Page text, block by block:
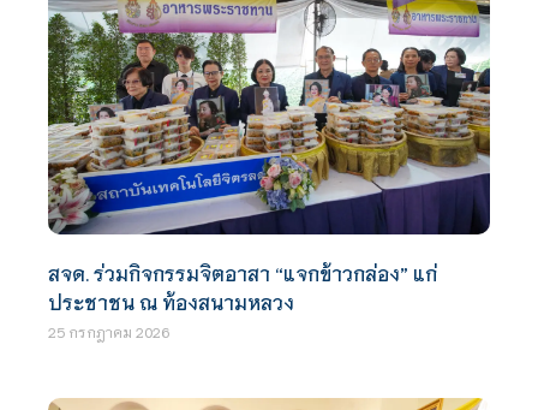
สจด. ร่วมกิจกรรมจิตอาสา “แจกข้าวกล่อง” แก่
ประชาชน ณ ท้องสนามหลวง
25 กรกฎาคม 2026